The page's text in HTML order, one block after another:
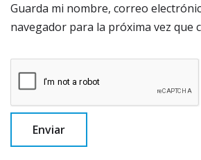
Guarda mi nombre, correo
navegador para la próxima vez que